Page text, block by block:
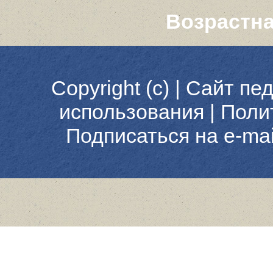
Copyright (c) | Сайт
использования |
Подписаться на e-